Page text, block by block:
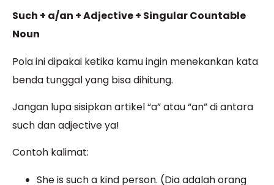
Such + a/an + Adjective + Singular Countable
Noun
Pola ini dipakai ketika kamu ingin menekankan kata
benda tunggal yang bisa dihitung.
Jangan lupa sisipkan artikel “a” atau “an” di antara
such dan adjective ya!
Contoh kalimat:
She is such a kind person. (Dia adalah orang